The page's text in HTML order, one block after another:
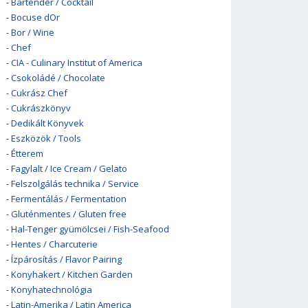
-Bocuse dOr
-Bor / Wine
-Chef
-CIA - Culinary Institut of America
-Csokoládé / Chocolate
-Cukrász Chef
-Cukrászkönyv
-Dedikált Könyvek
-Eszközök / Tools
-Étterem
-Fagylalt / Ice Cream / Gelato
-Felszolgálás technika / Service
-Fermentálás / Fermentation
-Gluténmentes / Gluten free
-Hal-Tenger gyümölcsei / Fish-Seafood
-Hentes / Charcuterie
-Ízpárosítás / Flavor Pairing
-Konyhakert / Kitchen Garden
-Konyhatechnológia
-Latin-Amerika / Latin America